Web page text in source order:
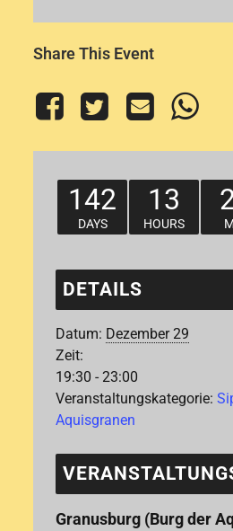
Share This Event
142
DAYS
13
HOURS
DETAILS
Datum: Dezember 29
Zeit:
19:30 - 23:00
Veranstaltungskategorie:
Aquisgranen
Granusburg (Burg der